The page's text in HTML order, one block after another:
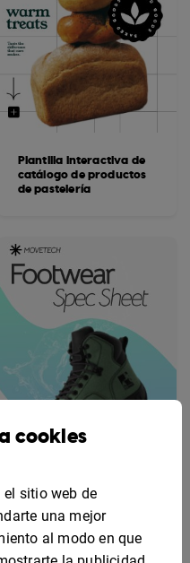
Plantilla interactiva de
catálogo de productos
de pastelería
Plantilla de hoja de
especificaciones de
diseño editable
cookies
el sitio web de
una mejor
al modo en que